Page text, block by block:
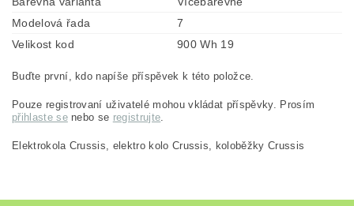
Modelová řada
7
Velikost kod
900 Wh 19
Buďte první, kdo napíše příspěvek k této položce.
Pouze registrovaní uživatelé mohou vkládat příspěvky. Prosím
přihlaste senebo se registrujte
Elektrokola Crussis, elektro kolo Crussis, koloběžky Crussis